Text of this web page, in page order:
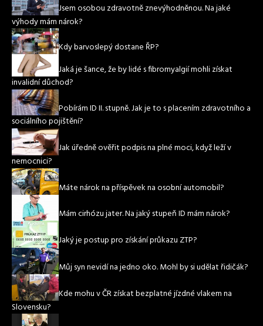
Jsem osobou zdravotně znevýhodněnou. Na jaké
výhody mám nárok?
Kdy barvoslepý dostane ŘP?
Jaká je šance, že by lidé s fibromyalgií mohli získat
invalidní důchod?
Pobírám ID II. stupně. Jak je to s placením zdravotního a
sociálního pojištění?
Jak úředně ověřit podpis na plné moci, když leží v
nemocnici?
Máte nárok na příspěvek na osobní automobil?
Mám cirhózu jater. Na jaký stupeň ID mám nárok?
Jaký je postup pro získání průkazu ZTP?
Můj syn nevidí na jedno oko. Mohl by si udělat řidičák?
Kde mohu v ČR získat bezplatné jízdné vlakem na
Slovensku?